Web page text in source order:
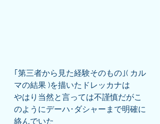
｢第三者から見た経験そのもの｣( カル
マの結果 )を描いたドレッカナは
やはり当然と言っては不謹慎だがこ
のようにデーハ･ダシャーまで明確に
絡んでいた